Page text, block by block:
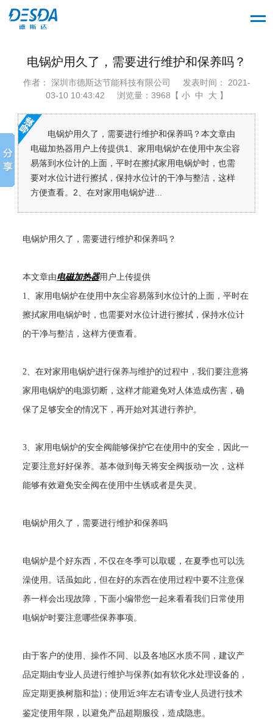
电锅炉用久了，需要进行维护和保养吗？
作者： 深圳市德斯达节能科技有限公司
发表时间： 2021-
03-10 10:43:42
浏览量：3968【 小 中 大 】
电锅炉用久了，需要进行维护和保养吗？本文章由
电磁加热器用户上传提供1、家用电锅炉在使用中灰尘容
易落到水位计的上面，平时在擦拭家用电锅炉时，也需
要对水位计进行擦拭，保持水位计的干净与整洁，这样
方便查看。2、在对家用电锅炉进...
电锅炉用久了，需要进行维护和保养吗？
本文章由电磁加热器用户上传提供
1、家用电锅炉在使用中灰尘容易落到水位计的上面，平时在
擦拭家用电锅炉时，也需要对水位计进行擦拭，保持水位计
的干净与整洁，这样方便查看。
2、在对家用电锅炉进行保养与维护的过程中，我们要注意将
家用电锅炉的电源切断，这样才能避免对人体造成伤害，确
保了足够安全的情况下，再开始对其进行养护。
3、家用电锅炉的安全阀能够保护它在使用中的安全，因此一
定要注意好好保养。基本做到每天将安全阀扳动一次，这样
能够有效避免安全阀在使用中生锈或者是失灵。
电锅炉用久了，需要进行维护和保养吗
电锅炉是个好东西，不仅在冬季可以取暖，在夏季也可以洗
澡使用。话虽如此，但在好的东西在使用过程中要不注意保
养一样会出现故障，下面小编带您一起来看看我们日常使用
电锅炉时要注意哪些保养事项。
由于客户的使用、操作不同、以及各地区水质不同，建议产
品定期由专业人员进行维护与保养(如有软化水处理设备的，
应定期更换树脂和盐) ；使用近3年左右请专业人员进行技术
鉴定使用年限，以避免产品超期服役，造成隐患。